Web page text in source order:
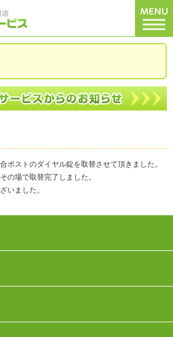
ポストのダイヤル錠を取替させて頂きました。
の場で取替完了しました。
いました。